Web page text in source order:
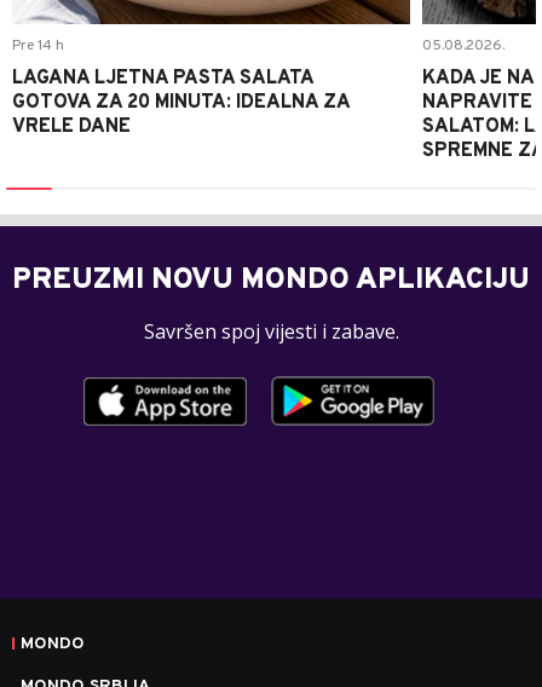
Pre 14 h
LAGANA LJETNA PASTA SALATA
GOTOVA ZA 20 MINUTA: IDEALNA ZA
VRELE DANE
05.08.2026.
KADA JE
NAPRAVITE
SALATOM:
SPREMNE
PREUZMI NOVU MONDO APLIKACIJU
Savršen spoj vijesti i zabave.
MONDO